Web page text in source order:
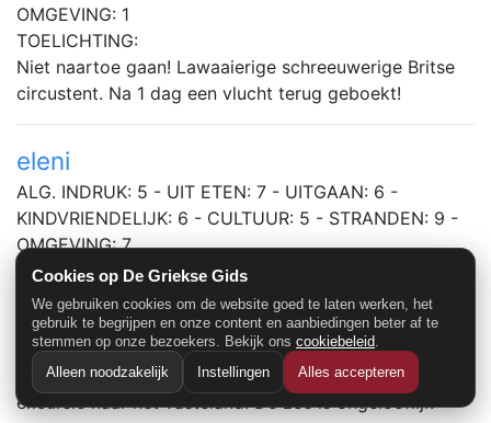
Cookies op De Griekse Gids
We gebruiken cookies om de website goed te laten werken, het
gebruik te begrijpen en onze content en aanbiedingen beter af te
stemmen op onze bezoekers. Bekijk ons cookiebeleid.
Alleen noodzakelijk
Instellingen Alles accepteren
OMGEVING: 1
TOELICHTING:
Niet naartoe gaan! Lawaaierige schreeuwerige Britse
circustent. Na 1 dag een vlucht terug geboekt!
eleni
ALG. INDRUK: 5 - UIT ETEN: 7 - UITGAAN: 6 -
KINDVRIENDELIJK: 6 - CULTUUR: 5 - STRANDEN: 9 -
OMGEVING: 7
TOELICHTING:
Gelukkig waren wij hier in mei, want het is erg
toeristisch en meer engels dan grieks. Het strand was
heerlijk en de grieken erg aardig. We hebben een
prachtige jeepsafari over het eiland gemaakt en een
excursie naar het vasteland. De zee is ongelooflijk